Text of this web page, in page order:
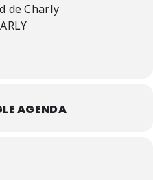
de Charly
AGENDA